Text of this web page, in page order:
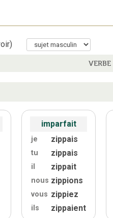
VERBE
imparfait
je zippais
tu zippais
il zippait
nous zippions
vous zippiez
ils zippaient